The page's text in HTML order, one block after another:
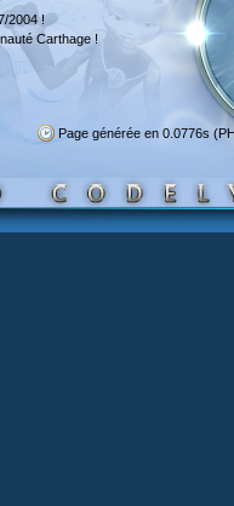
2004 !
Carthage !
Page générée en 0.0776s